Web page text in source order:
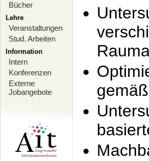
Bücher
Lehre
Veranstaltungen
Stud. Arbeiten
Information
Intern
Konferenzen
Externe
Jobangebote